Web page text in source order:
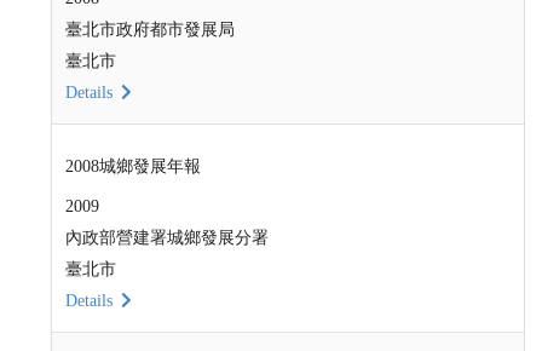
臺北市政府都市發展局
臺北市
Details
2008城鄉發展年報
2009
內政部營建署城鄉發展分署
臺北市
Details